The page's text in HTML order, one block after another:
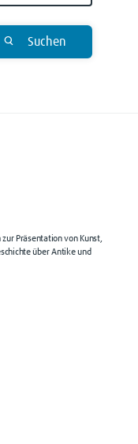
Suchen
Präsentation von Kunst,
über Antike und